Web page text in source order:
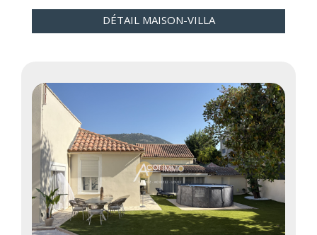
DÉTAIL MAISON-VILLA